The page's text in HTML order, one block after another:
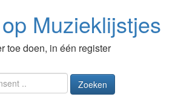
Muzieklijstjes
toe doen, in één register
Zoeken